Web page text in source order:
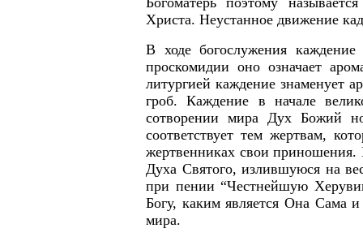
Христа. Неустанное движение
В ходе богослужения
проскомидии оно означает
литургией каждение знаменует
гроб. Каждение в начале
сотворении мира Дух Божий
соответствует тем жертвам,
жертвенниках свои приношения.
Духа Святого, излившуюся на
при пении “Честнейшую
Богу, каким является Она Сама
мира.